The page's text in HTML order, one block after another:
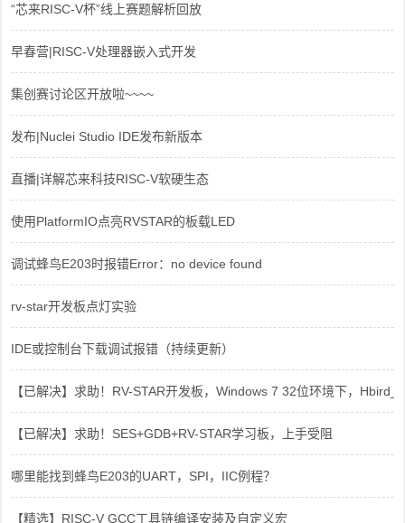
“芯来RISC-V杯”线上赛题解析回放
早春营|RISC-V处理器嵌入式开发
集创赛讨论区开放啦~~~~
发布|Nuclei Studio IDE发布新版本
直播|详解芯来科技RISC-V软硬生态
使用PlatformIO点亮RVSTAR的板载LED
调试蜂鸟E203时报错Error：no device found
rv-star开发板点灯实验
IDE或控制台下载调试报错（持续更新）
【已解决】求助！RV-STAR开发板，Windows 7 32位环境下，
【已解决】求助！SES+GDB+RV-STAR学习板，上手受阻
哪里能找到蜂鸟E203的UART，SPI，IIC例程？
【精选】RISC-V GCC工具链编译安装及自定义宏